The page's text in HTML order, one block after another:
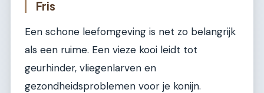
Fris
Een schone leefomgeving is net zo belangrijk
als een ruime. Een vieze kooi leidt tot
geurhinder, vliegenlarven en
gezondheidsproblemen voor je konijn.